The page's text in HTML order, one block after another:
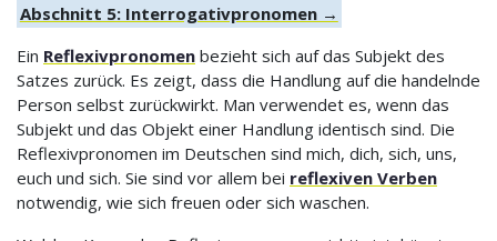
Abschnitt 5: Interrogativpronomen →
Ein Reflexivpronomen bezieht sich auf das Subjekt des
Satzes zurück. Es zeigt, dass die Handlung auf die handelnde
Person selbst zurückwirkt. Man verwendet es, wenn das
Subjekt und das Objekt einer Handlung identisch sind. Die
Reflexivpronomen im Deutschen sind mich, dich, sich, uns,
euch und sich. Sie sind vor allem bei reflexiven Verben
notwendig, wie sich freuen oder sich waschen.